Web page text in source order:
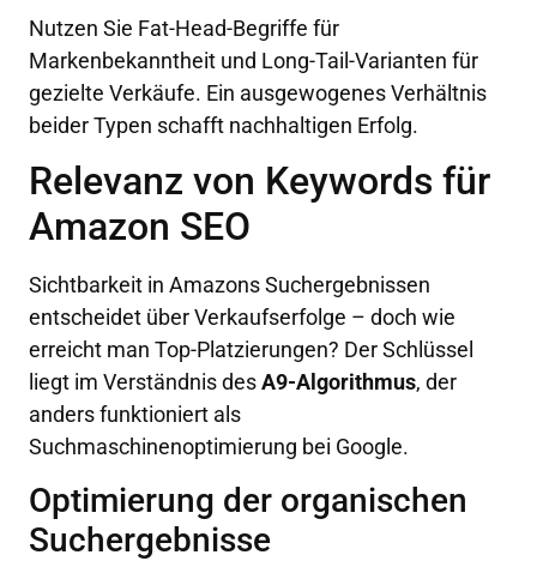
Nutzen Sie Fat-Head-Begriffe für
Markenbekanntheit und Long-Tail-Varianten für
gezielte Verkäufe. Ein ausgewogenes Verhältnis
beider Typen schafft nachhaltigen Erfolg.
Relevanz von Keywords für
Amazon SEO
Sichtbarkeit in Amazons Suchergebnissen
entscheidet über Verkaufserfolge – doch wie
erreicht man Top-Platzierungen? Der Schlüssel
liegt im Verständnis desA9-Algorithmus, der
anders funktioniert als
Suchmaschinenoptimierung bei Google.
Optimierung der organischen
Suchergebnisse